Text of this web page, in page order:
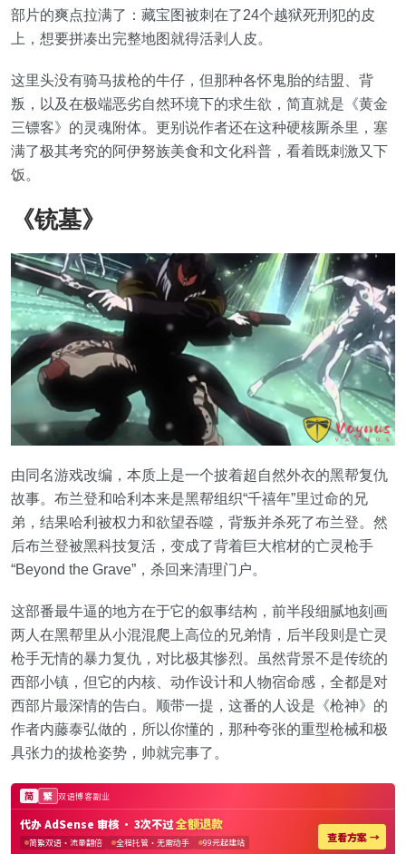
部片的爽点拉满了：藏宝图被刺在了24个越狱死刑犯的皮
上，想要拼凑出完整地图就得活剥人皮。
这里头没有骑马拔枪的牛仔，但那种各怀鬼胎的结盟、背
叛，以及在极端恶劣自然环境下的求生欲，简直就是《黄金
三镖客》的灵魂附体。更别说作者还在这种硬核厮杀里，塞
满了极其考究的阿伊努族美食和文化科普，看着既刺激又下
饭。
《铳墓》
由同名游戏改编，本质上是一个披着超自然外衣的黑帮复仇
故事。布兰登和哈利本来是黑帮组织“千禧年”里过命的兄
弟，结果哈利被权力和欲望吞噬，背叛并杀死了布兰登。然
后布兰登被黑科技复活，变成了背着巨大棺材的亡灵枪手
“Beyond the Grave”，杀回来清理门户。
这部番最牛逼的地方在于它的叙事结构，前半段细腻地刻画
两人在黑帮里从小混混爬上高位的兄弟情，后半段则是亡灵
枪手无情的暴力复仇，对比极其惨烈。虽然背景不是传统的
西部小镇，但它的内核、动作设计和人物宿命感，全都是对
西部片最深情的告白。顺带一提，这番的人设是《枪神》的
作者内藤泰弘做的，所以你懂的，那种夸张的重型枪械和极
具张力的拔枪姿势，帅就完事了。